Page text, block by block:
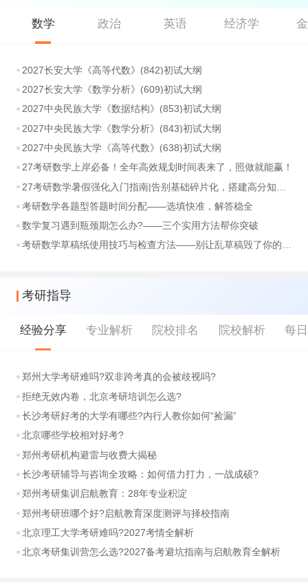
数学 政治 英语 经济学
2027长安大学《高等代数》(842)初试大纲
2027长安大学《数学分析》(609)初试大纲
2027中央民族大学《数据结构》(853)初试大纲
2027中央民族大学《数学分析》(843)初试大纲
2027中央民族大学《高等代数》(638)初试大纲
27考研数学上岸必备！全年高效规划时间表来了，照做就能赢！
27考研数学暑假强化入门指南|告别基础碎片化，搭建高分知识体系
考研数学各题型答题时间分配——选填快准，解答稳全
数学复习遇到瓶颈期怎么办?——三个实用方法帮你突破
考研数学草稿纸使用技巧与检查方法——别让乱草稿毁了你的分数
考研指导
经验分享 专业解析 院校排名 院校解析 每
郑州大学考研难吗?双非跨考真的会被歧视吗?
拒绝无效内卷，北京考研培训怎么选?
长沙考研好考的大学有哪些?内行人教你如何“捡漏”
北京哪些学校相对好考?
郑州考研机构避雷与收费大揭秘
长沙考研辅导与咨询全攻略：如何借力打力，一战成硕?
郑州考研集训启航教育：28年专业积淀
郑州考研班哪个好?启航教育深度测评与择校指南
北京理工大学考研难吗?2027考情全解析
北京考研集训营怎么选?2027备考避坑指南与启航教育全解析